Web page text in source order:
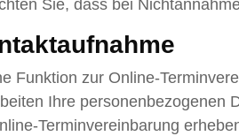
Sie, dass bei
Funktion zur Online-
Ihre personenbezogenen
Terminvereinbarung